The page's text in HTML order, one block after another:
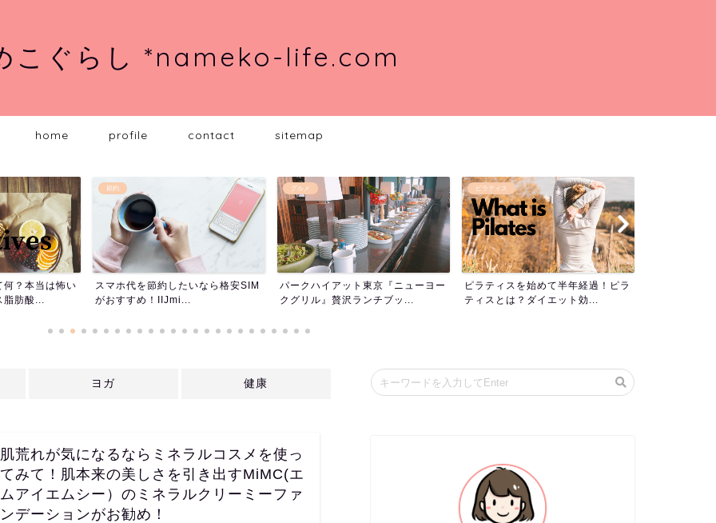
こぐらし *nameko-life.com
home profile contact sitemap
たいなら格安SIM
グルメ
パークハイアット東京『ニューヨー
クグリル』贅沢ランチブッ...
ピラティス
ピラティスを始めて半年経過！ピラ
ティスとは？ダイエット効...
プロフィール
プロフィール
ヨガ 健康
肌荒れが気になるならミネラルコスメを使っ
てみて！肌本来の美しさを引き出すMiMC(エ
ムアイエムシー）のミネラルクリーミーファ
ンデーションがお勧め！